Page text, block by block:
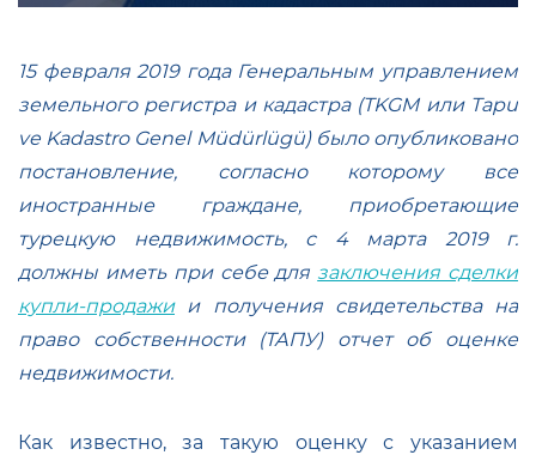
15 февраля 2019 года Генеральным управлением
земельного регистра и кадастра (TKGM или Tapu
ve Kadastro Genel Müdürlügü) было опубликовано
постановление, согласно которому все
иностранные граждане, приобретающие
турецкую недвижимость, с 4 марта 2019 г.
должны иметь при себе для заключения сделки
купли-продажии получения свидетельства на
право собственности (ТАПУ) отчет об оценке
недвижимости.
Как известно, за такую оценку с указанием